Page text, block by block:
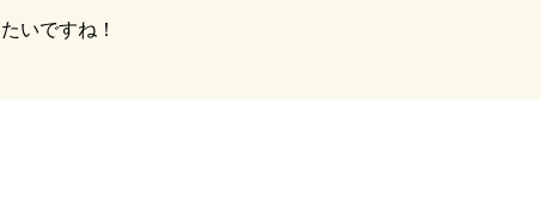
いですね！